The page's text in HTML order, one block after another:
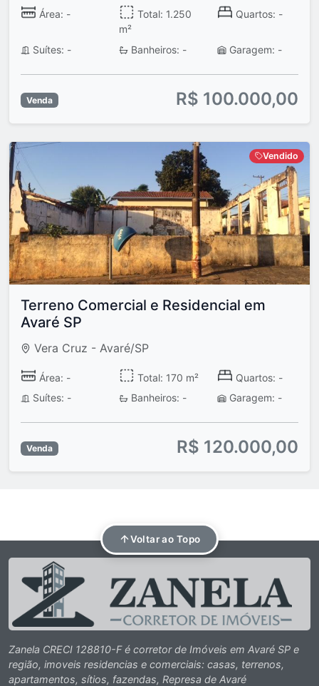
Área: -
Total: 1.250
m²
Quartos: -
Suítes: - Banheiros: - Garagem: -
Venda R$ 100.000,00
Vendido
Terreno Comercial e Residencial em
Avaré SP
Vera Cruz - Avaré/SP
Área: - Total: 170 m²
Quartos: -
Suítes: -
Banheiros: - Garagem: -
Venda R$ 120.000,00
Voltar ao Topo
Zanela CRECI 128810-F é corretor de Imóveis em Avaré SP e
região, imoveis residencias e comerciais: casas, terrenos,
apartamentos, sítios, fazendas, Represa de Avaré